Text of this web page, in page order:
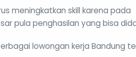
meningkatkan skill karena pada
pula penghasilan yang bisa
lowongan kerja Bandung